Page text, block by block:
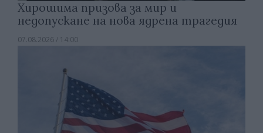
Хирошима призова за мир и
недопускане на нова ядрена трагедия
07.08.2026 / 14:00